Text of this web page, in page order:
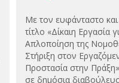
Με τον ευφάνταστο και
τίτλο «Δίκαιη Εργασία
Απλοποίηση της
Στήριξη στον
Προστασία στην
σε δημόσια